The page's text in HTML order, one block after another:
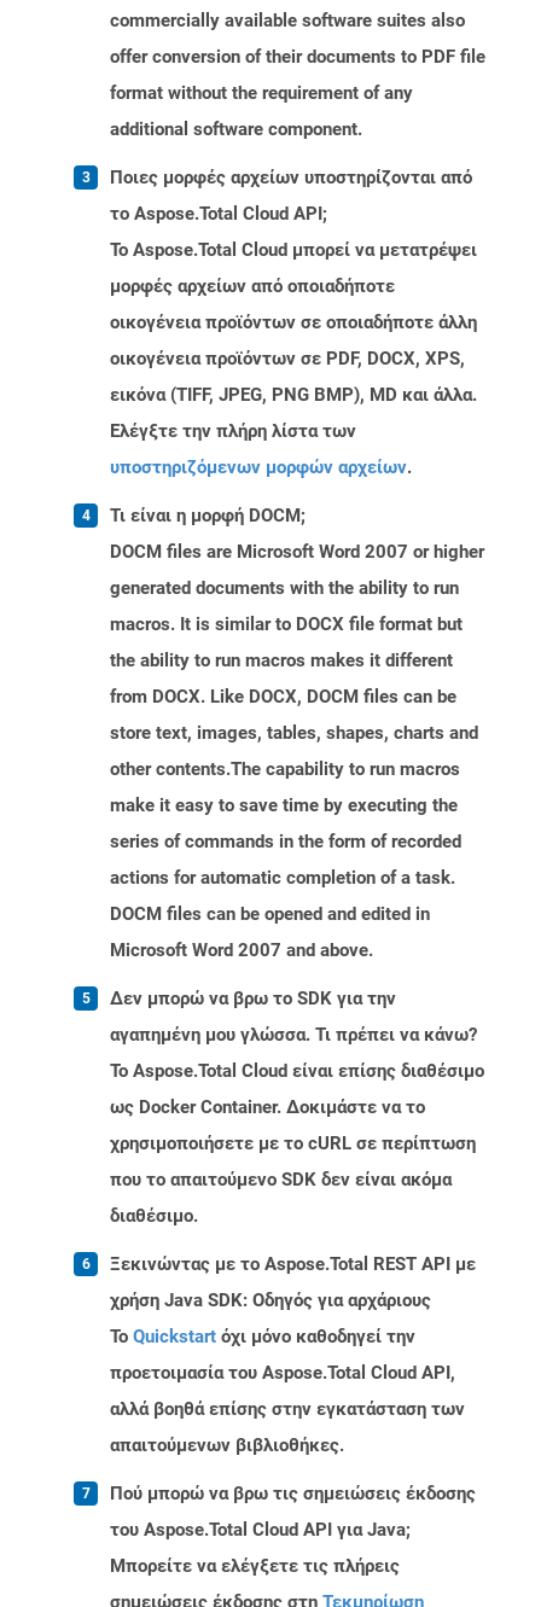
commercially available software suites also
offer conversion of their documents to PDF file
format without the requirement of any
additional software component.
Ποιες μορφές αρχείων υποστηρίζονται από
το Aspose.Total Cloud API;
Το Aspose.Total Cloud μπορεί να μετατρέψει
μορφές αρχείων από οποιαδήποτε
οικογένεια προϊόντων σε οποιαδήποτε άλλη
οικογένεια προϊόντων σε PDF, DOCX, XPS,
εικόνα (TIFF, JPEG, PNG BMP), MD και άλλα.
Ελέγξτε την πλήρη λίστα των
υποστηριζόμενων μορφών αρχείων.
Τι είναι η μορφή DOCM;
DOCM files are Microsoft Word 2007 or higher
generated documents with the ability to run
macros. It is similar to DOCX file format but
the ability to run macros makes it different
from DOCX. Like DOCX, DOCM files can be
store text, images, tables, shapes, charts and
other contents.The capability to run macros
make it easy to save time by executing the
series of commands in the form of recorded
actions for automatic completion of a task.
DOCM files can be opened and edited in
Microsoft Word 2007 and above.
Δεν μπορώ να βρω το SDK για την
αγαπημένη μου γλώσσα. Τι πρέπει να κάνω?
Το Aspose.Total Cloud είναι επίσης διαθέσιμο
ως Docker Container. Δοκιμάστε να το
χρησιμοποιήσετε με το cURL σε περίπτωση
που το απαιτούμενο SDK δεν είναι ακόμα
διαθέσιμο.
Ξεκινώντας με το Aspose.Total REST API με
χρήση Java SDK: Οδηγός για αρχάριους
Το Quickstart όχι μόνο καθοδηγεί την
προετοιμασία του Aspose.Total Cloud API,
αλλά βοηθά επίσης στην εγκατάσταση των
απαιτούμενων βιβλιοθήκες.
Πού μπορώ να βρω τις σημειώσεις έκδοσης
του Aspose.Total Cloud API για Java;
Μπορείτε να ελέγξετε τις πλήρεις
σημειώσεις έκδοσης στη Τεκμηρίωση